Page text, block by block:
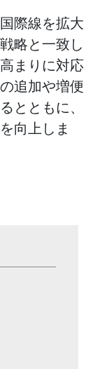
際線を拡大
略と一致し
まりに対応
追加や増便
とともに、
向上しま